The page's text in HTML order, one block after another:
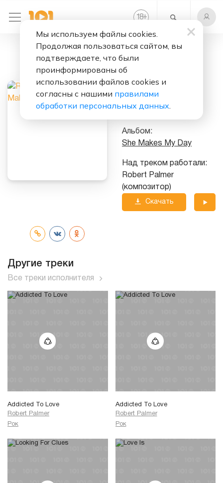
18+
She Makes My
Day
Альбом:
She Makes My Day
Над треком работали:
Robert Palmer
(композитор)
Скачать
Другие треки
Все треки исполнителя
Addicted To Love
Robert Palmer
Рок
Addicted To Love
Robert Palmer
Рок
Мы используем файлы cookies.
Продолжая пользоваться сайтом, вы
подтверждаете, что были
проинформированы об
использовании файлов cookies и
согласны с нашими правилами
обработки персональных данных.